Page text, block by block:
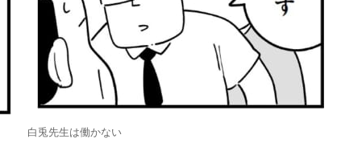
白兎先生は働かない